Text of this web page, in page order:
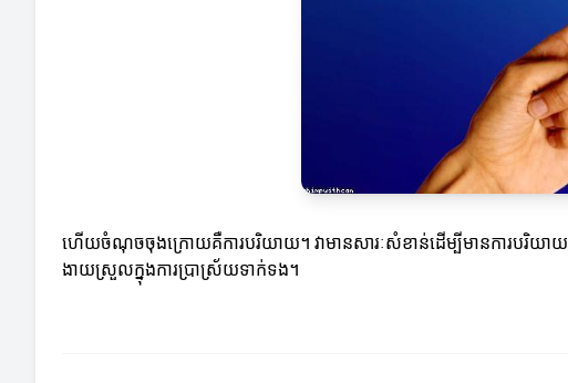
ហើយចំណុចចុងក្រោយគឺការបរិយាយ។ វាមានសារៈសំខាន់ដើម្បីមានការបរិយាយច្
ងាយស្រួលក្នុងការប្រាស្រ័យទាក់ទង។